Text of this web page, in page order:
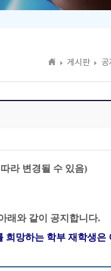
게시판 공
라 변경될 수 있음)
래와 같이 공지합니다.
희망하는 학부 재학생은